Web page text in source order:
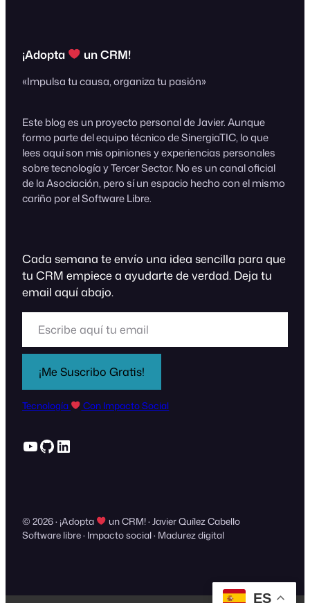
¡Adopta un CRM!
«Impulsa tu causa, organiza tu pasión»
Este blog es un proyecto personal de Javier. Aunque
formo parte del equipo técnico de SinergiaTIC, lo que
lees aquí son mis opiniones y experiencias personales
sobre tecnología y Tercer Sector. No es un canal oficial
de la Asociación, pero sí un espacio hecho con el mismo
cariño por el Software Libre.
Cada semana te envío una idea sencilla para que
tu CRM empiece a ayudarte de verdad. Deja tu
email aquí abajo.
Escribe aquí tu email
¡Me Suscribo Gratis!
Tecnología Con Impacto Social
YouTube GitHub LinkedIn
© 2026 · ¡Adopta
un CRM! · Javier Quílez Cabello
Software libre · Impacto social · Madurez digital
ES